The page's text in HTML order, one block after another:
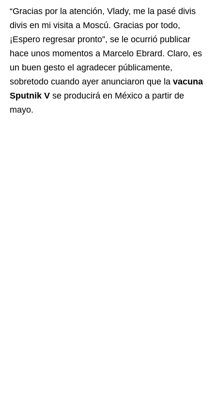
“Gracias por la atención, Vlady, me la pasé divis
divis en mi visita a Moscú. Gracias por todo,
¡Espero regresar pronto”, se le ocurrió publicar
hace unos momentos a Marcelo Ebrard. Claro, es
un buen gesto el agradecer públicamente,
sobretodo cuando ayer anunciaron que la vacuna
Sputnik V se producirá en México a partir de
mayo.